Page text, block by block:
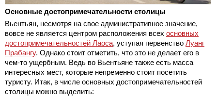
Основные достопримечательности столицы
Вьентьян, несмотря на свое административное значение,
вовсе не является центром расположения всех основных
достопримечательностей Лаоса, уступая первенство Луанг
Прабангу. Однако стоит отметить, что это не делает его в
чем-то ущербным. Ведь во Вьентьяне также есть масса
интересных мест, которые непременно стоит посетить
туристу. Итак, в числе основных достопримечательностей
столицы можно выделить: